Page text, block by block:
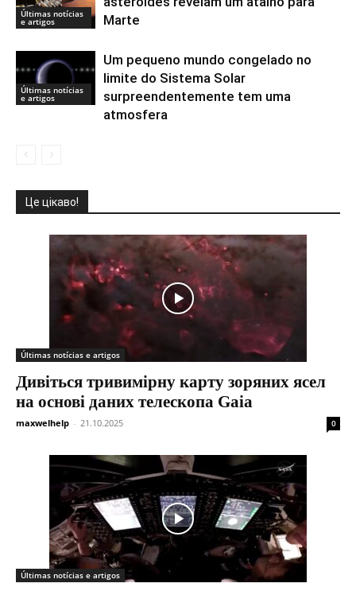
Últimas notícias
e artigos
Marte
Últimas notícias
e artigos
Um pequeno mundo congelado no
limite do Sistema Solar
surpreendentemente tem uma
atmosfera
Це цікаво!
Últimas notícias e artigos
Дивіться тривимірну карту зоряних ясел
на основі даних телескопа Gaia
maxwelhelp - 21.10.2025 0
Últimas notícias e artigos